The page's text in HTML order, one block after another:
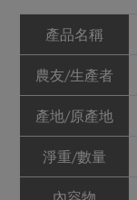
產品名稱
農友/生產者
產地/原產地
淨重/數量